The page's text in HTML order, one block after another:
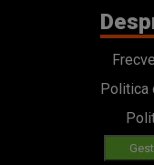
Politica